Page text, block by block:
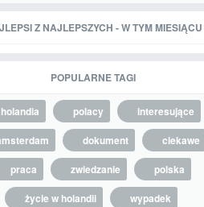
Z NAJLEPSZYCH - W TYM MIESIĄCU
POPULARNE TAGI
holandia polacy
interesujące
dokument
ciekawe
praca
zwiedzanie
polska
życie w holandii
wypadek